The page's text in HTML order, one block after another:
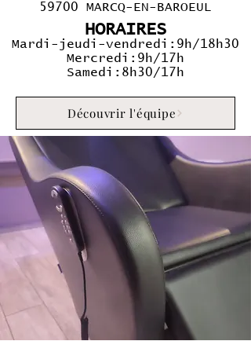
59700 MARCQ-EN-BAROEUL
HORAIRES
Mardi-jeudi-vendredi:9h/18h30
Mercredi:9h/17h
Samedi:8h30/17h
Découvrir l'équipe